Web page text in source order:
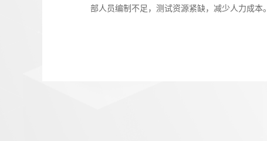
部人员编制不足，测试资源紧缺，减少人力成本。